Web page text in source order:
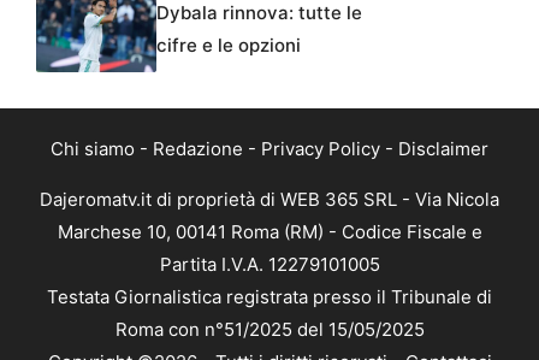
Dybala rinnova: tutte le
cifre e le opzioni
Chi siamo - Redazione - Privacy Policy - Disclaimer
Dajeromatv.it di proprietà di WEB 365 SRL - Via Nicola
Marchese 10, 00141 Roma (RM) - Codice Fiscale e
Partita I.V.A. 12279101005
Testata Giornalistica registrata presso il Tribunale di
Roma con n°51/2025 del 15/05/2025